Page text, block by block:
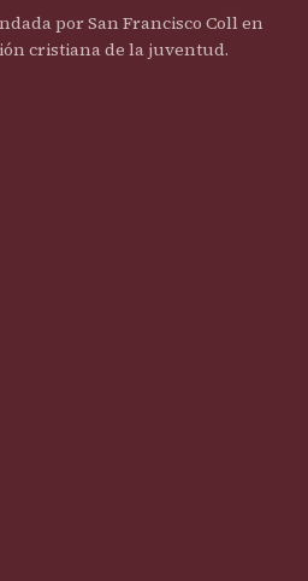
por San Francisco Coll en
cristiana de la juventud.